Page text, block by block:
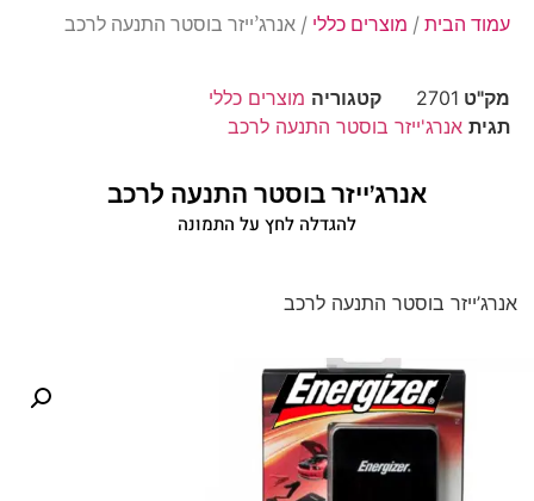
עמוד הבית / מוצרים כללי / אנרג’ייזר בוסטר התנעה לרכב
מק"ט 2701 קטגוריה מוצרים כללי
תגית אנרג'ייזר בוסטר התנעה לרכב
אנרג’ייזר בוסטר התנעה לרכב
להגדלה לחץ על התמונה
אנרג’ייזר בוסטר התנעה לרכב